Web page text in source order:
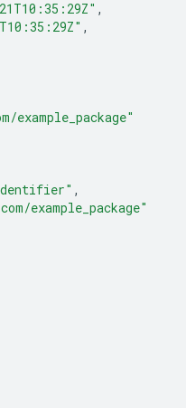
,
,
example_package"
,
example_package"